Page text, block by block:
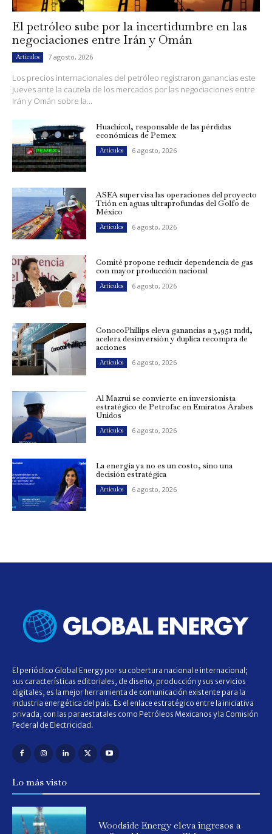
El petróleo sube por la incertidumbre en las
negociaciones entre Irán y Omán
Artículos 7 agosto, 2026
Los precios internacionales del petróleo registraron ganancias este
jueves ante la cautela de los mercados por las negociaciones entre
Irán y Omán sobre la...
Huachicol, responsable de las pérdidas
económicas de Pemex
Artículos 6 agosto, 2026
ASEA supervisa las operaciones del proyecto
Trión en aguas ultraprofundas del Golfo de
México
Artículos 6 agosto, 2026
Comité propone reducir dependencia de gas
con mayor producción nacional
Artículos 6 agosto, 2026
ConocoPhillips eleva ganancias a 3,951 mdd,
acelera desinversión y duplica recompra de
acciones
Artículos 6 agosto, 2026
Al Mazrui se convierte en inversionista
estratégico de Petrofac en Emiratos Árabes
Unidos
Artículos 6 agosto, 2026
La energía ya no es un costo, sino una
decisión estratégica
Artículos 6 agosto, 2026
El periódico Global Energy por su cobertura nacional e internacional;
sus características editoriales, de diseño, producción y sus servicios
digitales, es la mejor herramienta de comunicación existente para la
industria energética del país. Es el enlace estratégico entre la iniciativa
privada, con las paraestatales como Petróleos Mexicanos y la Comisión
Federal de Electricidad.
Lo más visto
Woodside Energy eleva ingresos a